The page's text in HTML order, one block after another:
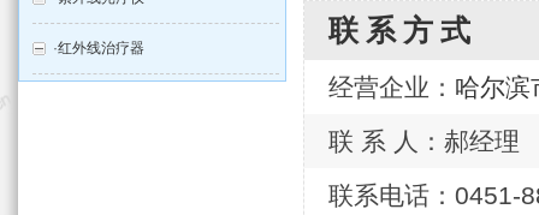
联系方式
经营企业： 哈尔滨
联 系 人：郝经理
联系电话：
·红外线治疗器